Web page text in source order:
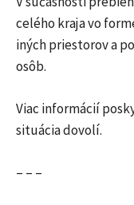
celého kraja vo
iných priestorov a
osôb.
Viac informácií
situácia dovolí.
– – –